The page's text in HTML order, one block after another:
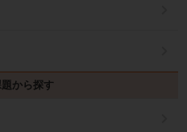
から探す